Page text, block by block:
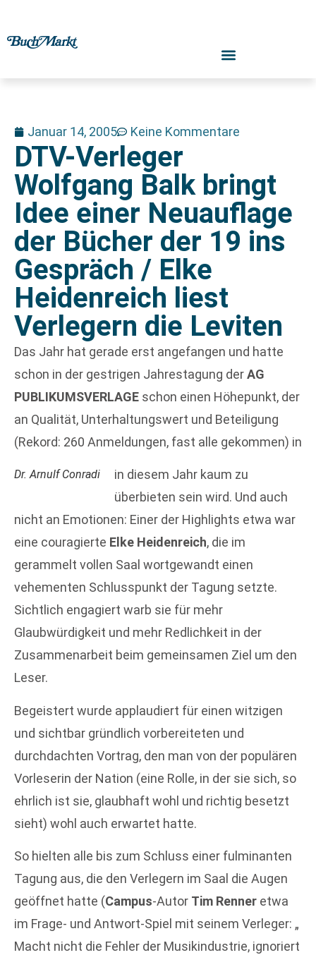
Januar 14, 2005 Keine Kommentare
DTV-Verleger
Wolfgang Balk bringt
Idee einer Neuauflage
der Bücher der 19 ins
Gespräch / Elke
Heidenreich liest
Verlegern die Leviten
Das Jahr hat gerade erst angefangen und hatte
schon in der gestrigen Jahrestagung derAG
PUBLIKUMSVERLAGE schon einen Höhepunkt, der
an Qualität, Unterhaltungswert und Beteiligung
(Rekord: 260 Anmeldungen, fast alle gekommen) in
Dr. Arnulf Conradi
in diesem Jahr kaum zu
überbieten sein wird. Und auch
nicht an Emotionen: Einer der Highlights etwa war
eine couragierte Elke Heidenreich, die im
gerammelt vollen Saal wortgewandt einen
vehementen Schlusspunkt der Tagung setzte.
Sichtlich engagiert warb sie für mehr
Glaubwürdigkeit und mehr Redlichkeit in der
Zusammenarbeit beim gemeinsamen Ziel um den
Leser.
Begeistert wurde applaudiert für einen witzigen
und sichtbar gründlich vorbereiteten und
durchdachten Vortrag, den man von der populären
Vorleserin der Nation (eine Rolle, in der sie sich, so
ehrlich ist sie, glaubhaft wohl und richtig besetzt
sieht) wohl auch erwartet hatte.
So hielten alle bis zum Schluss einer fulminanten
Tagung aus, die den Verlegern im Saal die Augen
geöffnet hatte (Campus-Autor Tim Renner etwa
im Frage- und Antwort-Spiel mit seinem Verleger: „
Macht nicht die Fehler der Musikindustrie, ignoriert